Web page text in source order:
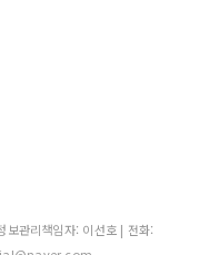
관리책임자: 이선호 | 전화: